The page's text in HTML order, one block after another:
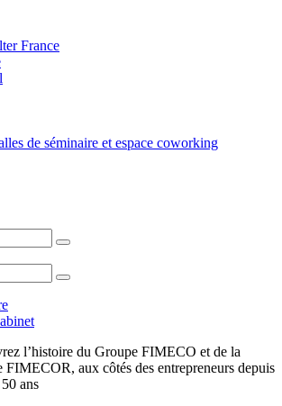
France
de séminaire et espace coworking
l’histoire du Groupe FIMECO et de la
FIMECOR, aux côtés des entrepreneurs depuis
ans